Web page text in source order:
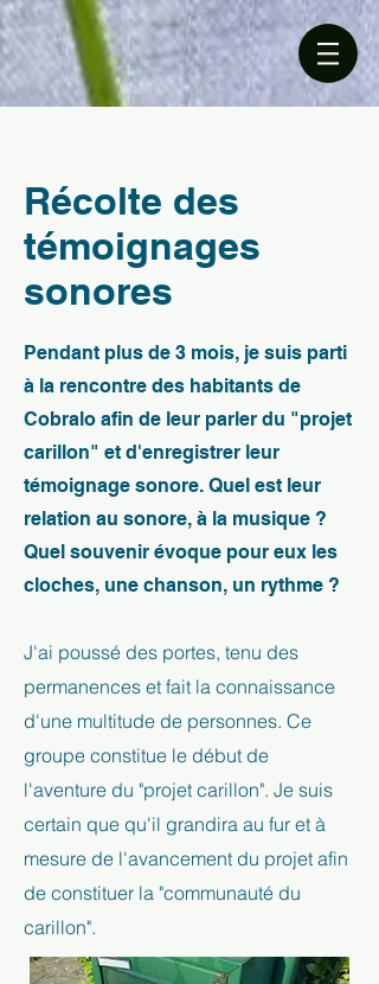
Récolte des
témoignages
sonores
Pendant plus de 3 mois, je suis parti
à la rencontre des habitants de
Cobralo afin de leur parler du "projet
carillon" et d'enregistrer leur
témoignage sonore. Quel est leur
relation au sonore, à la musique ?
Quel souvenir évoque pour eux les
cloches, une chanson, un rythme ?
J'ai poussé des portes, tenu des
permanences et fait la connaissance
d'une multitude de personnes. Ce
groupe constitue le début de
l'aventure du "projet carillon". Je suis
certain que qu'il grandira au fur et à
mesure de l'avancement du projet afin
de constituer la "communauté du
carillon".